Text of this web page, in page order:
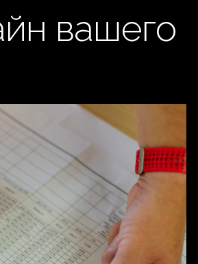
ЗВОНОК